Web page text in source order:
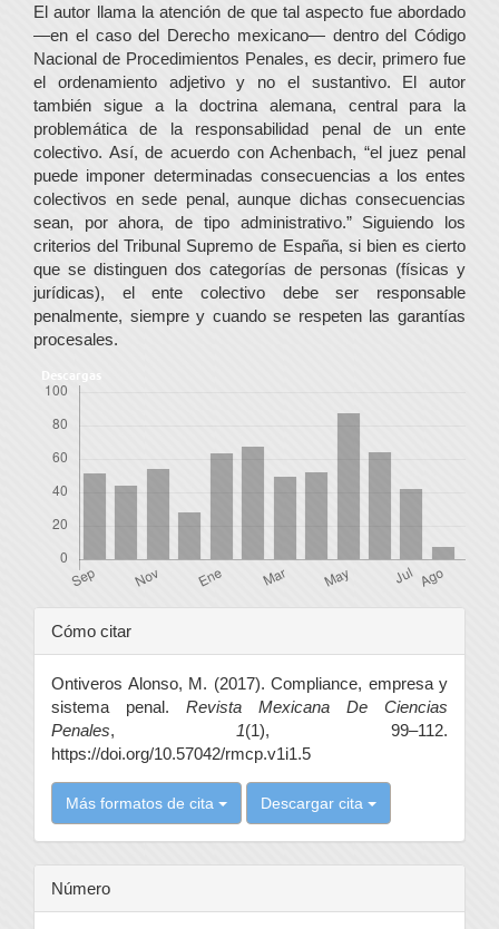
El autor llama la atención de que tal aspecto fue abordado
—en el caso del Derecho mexicano— dentro del Código
Nacional de Procedimientos Penales, es decir, primero fue
el ordenamiento adjetivo y no el sustantivo. El autor
también sigue a la doctrina alemana, central para la
problemática de la responsabilidad penal de un ente
colectivo. Así, de acuerdo con Achenbach, “el juez penal
puede imponer determinadas consecuencias a los entes
colectivos en sede penal, aunque dichas consecuencias
sean, por ahora, de tipo administrativo.” Siguiendo los
criterios del Tribunal Supremo de España, si bien es cierto
que se distinguen dos categorías de personas (físicas y
jurídicas), el ente colectivo debe ser responsable
penalmente, siempre y cuando se respeten las garantías
procesales.
Descargas
Detalles
del
artículo
Cómo citar
Ontiveros Alonso, M. (2017). Compliance, empresa y
sistema penal. Revista Mexicana De Ciencias
Penales, 1(1), 99–112.
https://doi.org/10.57042/rmcp.v1i1.5
Más formatos de cita Descargar cita
Número